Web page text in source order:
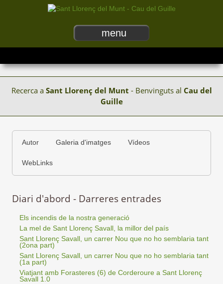
menu
Recerca a Sant Llorenç del Munt - Benvinguts al Cau del
Guille
Autor Galeria d'imatges Vídeos
WebLinks
Diari d'abord - Darreres entrades
Els incendis de la nostra generació
La mel de Sant Llorenç Savall, la millor del país
Sant Llorenç Savall, un carrer Nou que no ho semblaria tant
(2ona part)
Sant Llorenç Savall, un carrer Nou que no ho semblaria tant
(1a part)
Viatjant amb Forasteres (6) de Corderoure a Sant Llorenç
Savall 1.0